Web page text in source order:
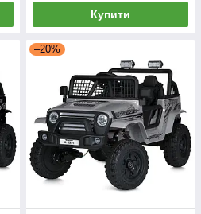
Купити
–20%